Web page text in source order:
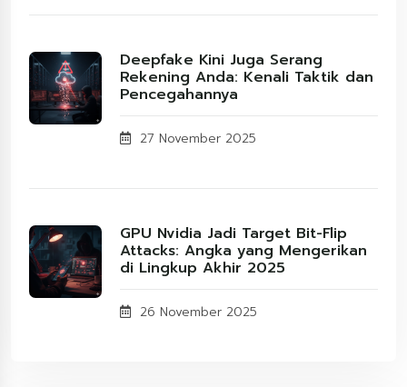
Deepfake Kini Juga Serang
Rekening Anda: Kenali Taktik dan
Pencegahannya
27 November 2025
GPU Nvidia Jadi Target Bit-Flip
Attacks: Angka yang Mengerikan
di Lingkup Akhir 2025
26 November 2025